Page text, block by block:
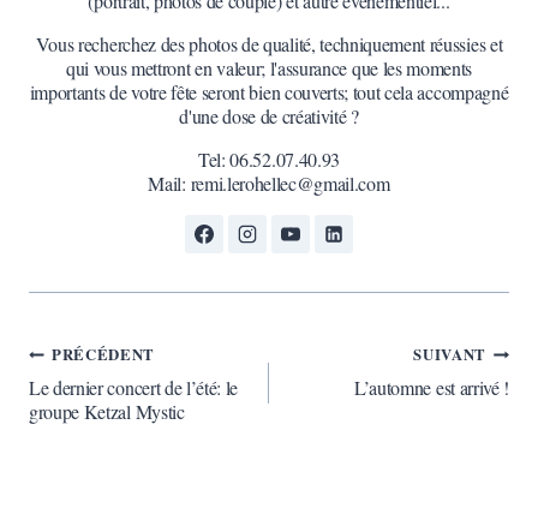
Vous recherchez des photos de qualité, techniquement réussies et
qui vous mettront en valeur; l'assurance que les moments
importants de votre fête seront bien couverts; tout cela accompagné
d'une dose de créativité ?
Tel: 06.52.07.40.93
Mail: remi.lerohellec@gmail.com
Navigation
de
l’article
PRÉCÉDENT
Le dernier concert de l’été: le
groupe Ketzal Mystic
SUIVANT
L’automne est arrivé !